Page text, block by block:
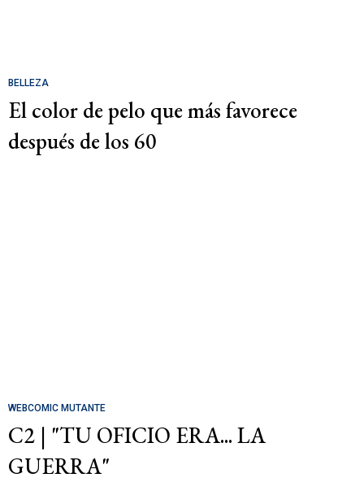
BELLEZA
El color de pelo que más favorece
después de los 60
WEBCOMIC MUTANTE
C2 | "TU OFICIO ERA... LA
GUERRA"